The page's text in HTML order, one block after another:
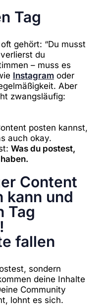
Tag
gehört: “Du musst
du
– muss es
Instagramoder
Aber
zwangsläufig:
posten kannst,
auch okay.
Was du postest,
Content
kann und
Tag
fallen
sondern
deine Inhalte
Community
lohnt es sich.